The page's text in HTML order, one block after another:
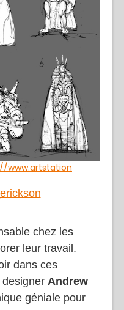
www.artstation
chez les
leur travail.
dans ces
designer Andrew
géniale pour